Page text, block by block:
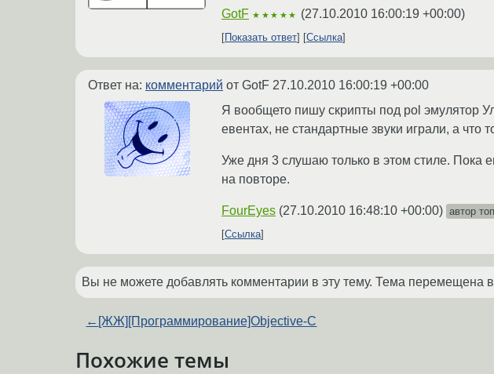
GotF ★★★★★ (27.10.2010 16:00:19 +00:00)
Показать ответ Ссылка
Ответ на: комментарий от GotF 27.10.2010 16:00:19 +00:00
Я вообщето пишу скрипты под pol эмулятор
евентах, не стандартные звуки играли, а что
Уже дня 3 слушаю только в этом стиле.
на повторе.
FourEyes (27.10.2010 16:48:10 +00:00) автор
Ссылка
Вы не можете добавлять комментарии в эту тему. Тема перемещена
← [ЖЖ][Программирование]Objective-C
Похожие темы